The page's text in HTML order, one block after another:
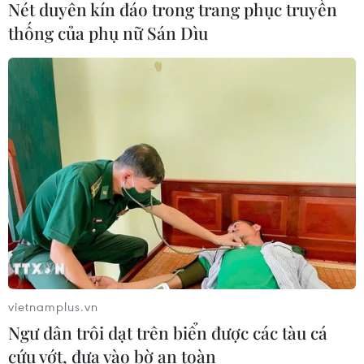
Kết luận số 75-KL/TW: Cà Mau chủ
động thích ứng với biến đổi khí hậu
08/08/2026 02:53
Quảng Trị quyết tâm bàn giao sớm
mặt bằng Dự án Nhà máy điện gió
LIG-Hướng Hóa 1
08/08/2026 02:33
Áp thấp nhiệt đới đổi hướng trên
vùng biển phía Đông khu vực vịnh
Bắc Bộ
07/08/2026 23:29
Nét duyên kín đáo trong trang phục truyền
thống của phụ nữ Sán Dìu
vietnamplus.vn
Ngư dân trôi dạt trên biển được các tàu cá
cứu vớt, đưa vào bờ an toàn